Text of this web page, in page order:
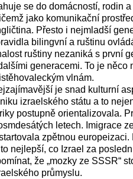
se do domácností, rodin
jako komunikační
Přesto i nejmladší
bilingvní a ruštinu
ruštiny nezaniká s první
generacemi. To je něco
vlnám.
je snad kulturní
izraelského státu a to
postupně orientalizovala.
letech. Imigrace
zpětnou
nejlepší, co Izrael za
že „mozky ze SSSR“
průmyslu.